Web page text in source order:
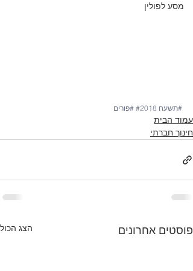
מסע לפולין
#תשעח #2018 #פורים
עמוד הבית
חינוך חברתי
פוסטים אחרונים הצג הכול